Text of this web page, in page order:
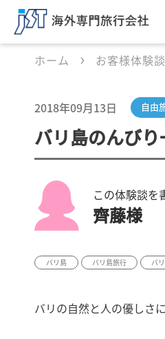
ホーム お客様体験談
2018年09月13日 自由
バリ島のんび
この体験談を
齊藤様
バリ島 バリ島旅行 バ
バリの自然と人の優しさ